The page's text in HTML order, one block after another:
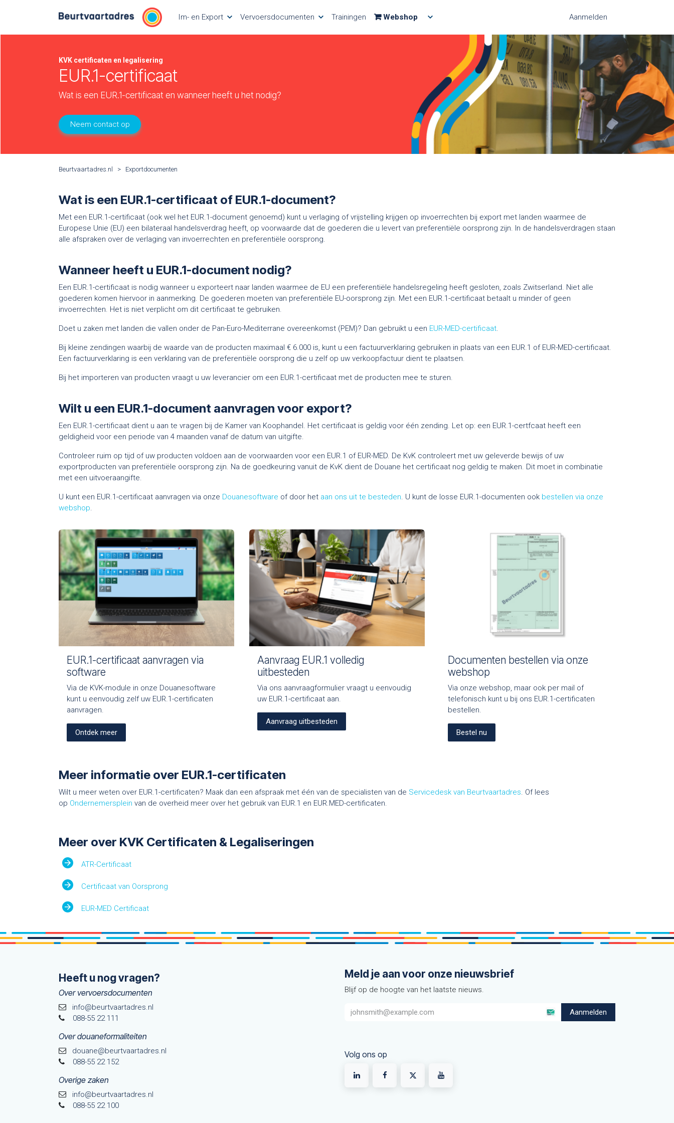
Im- en Export
Vervoersdocumenten Trainingen Webshop Aanmelden
KVK certificaten en legalisering
EUR.1-certificaat
Wat is een EUR.1-certificaat en wanneer heeft u het nodig?
Neem contact op
Beurtvaartadres.nl > Exportdocumenten
Wat is een EUR.1-certificaat of EUR.1-document?
Met een EUR.1-certificaat (ook wel het EUR.1-document genoemd) kunt u verlaging of vrijstelling krijgen op invoerrechten bij export met landen waarmee de
Europese Unie (EU) een bilateraal handelsverdrag heeft, op voorwaarde dat de goederen die u levert van preferentiële oorsprong zijn. In de handelsverdragen staan
alle afspraken over de verlaging van invoerrechten en preferentiële oorsprong.
Wanneer heeft u EUR.1-document nodig?
Een EUR.1-certificaat is nodig wanneer u exporteert naar landen waarmee de EU een preferentiële handelsregeling heeft gesloten, zoals Zwitserland. Niet alle
goederen komen hiervoor in aanmerking. De goederen moeten van preferentiële EU-oorsprong zijn. Met een EUR.1-certificaat betaalt u minder of geen
invoerrechten. Het is niet verplicht om dit certificaat te gebruiken.
Doet u zaken met landen die vallen onder de Pan-Euro-Mediterrane overeenkomst (PEM)? Dan gebruikt u een EUR-MED-certificaat.
Bij kleine zendingen waarbij de waarde van de producten maximaal € 6.000 is, kunt u een factuurverklaring gebruiken in plaats van een EUR.1 of EUR-MED-certificaat.
Een factuurverklaring is een verklaring van de preferentiële oorsprong die u zelf op uw verkoopfactuur dient te plaatsen.
Bij het importeren van producten vraagt u uw leverancier om een EUR.1-certificaat met de producten mee te sturen.
Wilt u een EUR.1-document aanvragen voor export?
Een EUR.1-certificaat dient u aan te vragen bij de Kamer van Koophandel. Het certificaat is geldig voor één zending. Let op: een EUR.1-certfcaat heeft een
geldigheid voor een periode van 4 maanden vanaf de datum van uitgifte.
Controleer ruim op tijd of uw producten voldoen aan de voorwaarden voor een EUR.1 of EUR-MED. De KvK controleert met uw geleverde bewijs of uw
exportproducten van preferentiële oorsprong zijn. Na de goedkeuring vanuit de KvK dient de Douane het certificaat nog geldig te maken. Dit moet in combinatie
met een uitvoeraangifte.
U kunt een EUR.1-certificaat aanvragen via onze Douanesoftware of door het aan ons uit te besteden. U kunt de losse EUR.1-documenten ook bestellen via onze
webshop.
EUR.1-certificaat aanvragen via
software
Via de KVK-module in onze Douanesoftware
kunt u eenvoudig zelf uw EUR.1-certificaten
aanvragen.
Ontdek meer
Aanvraag EUR.1 volledig
uitbesteden
Via ons aanvraagformulier vraagt u eenvoudig
uw EUR.1-certificaat aan.
Aanvraag uitbesteden
Documenten bestellen via onze
webshop
Via onze webshop, maar ook per mail of
telefonisch kunt u bij ons EUR.1-certificaten
bestellen.
Beste​​l nu
Meer informatie over EUR.1-certificaten
Wilt u meer weten over EUR.1-certificaten? Maak dan een afspraak met één van de specialisten van de Servicedesk van Beurtvaartadres. Of lees
op Ondernemersplein van de overheid meer over het gebruik van EUR.1 en EUR.MED-certificaten.
Meer over KVK Certificaten & Legaliseringen
ATR-Certificaat
Certificaat van Oorsprong
EUR-MED Certificaat
Heeft u nog vragen?
Over vervoersdocumenten
info@beurtvaartadres.nl
088-55 22 111
Over douaneformaliteiten
douane@beurtvaarta​dres.nl
088-55 22 152
Overige zaken
info@beurtvaartadres.nl
088-55 22 100
Meld je aan voor onze nieuwsbrief
Blijf op de hoogte van het laatste nieuws.
Aanmelden
Volg ons op